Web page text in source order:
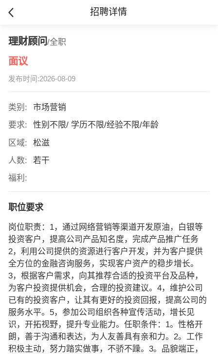
招聘详情
理财顾问/全职
面议
发布时间:2026-08-09
类别:
市场营销
要求:
性别不限/ 学历不限/经验不限/年龄
区域:
松滋
人数:
若干
福利:
职位要求
岗位职责：1，通过网络营销等渠道开发原油，白银等
投资客户，提高公司产品知名度，完成产品推广任务
2，利用公司提供的资源进行客户开发，并为客户提供
全方位的金融咨询服务，实现客户资产的稳步增长。
3，根据客户需求，向其推荐合适的投资平台及品种，
为客户投资提供机会，合理的投资建议。4，维护公司
已有的投资客户，让其有更好的投资回报，提高公司的
服务水平。5，参加公司组织各种宣传活动，增长见
识，开拓视野，提升专业能力。任职条件：1。性格开
朗，善于沟通和表达，为人友善具有亲和力。2。工作
积极主动，努力踏实做事，不骄不躁。3。品貌端正，